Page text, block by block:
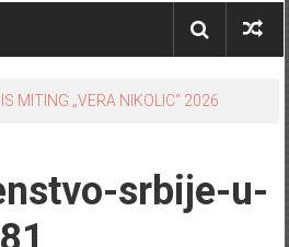
MITING „VERA NIKOLIC“ 2026
srbije-u-